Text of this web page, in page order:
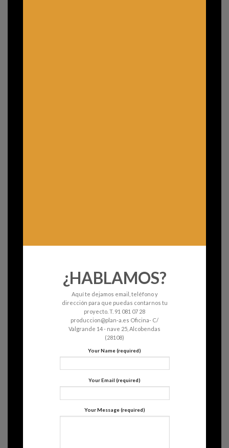
¿HABLAMOS?
Aquí te dejamos email, teléfono y
dirección para que puedas contarnos tu
proyecto. T. 91 081 07 28
produccion@plan-a.es Oficina- C/
Valgrande 14 - nave 25, Alcobendas
(28108)
Your Name (required)
Your Email (required)
Your Message (required)